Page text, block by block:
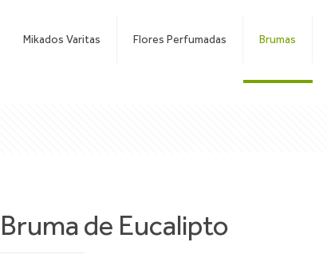
Mikados Varitas Flores Perfumadas Brumas
Bruma de Eucalipto